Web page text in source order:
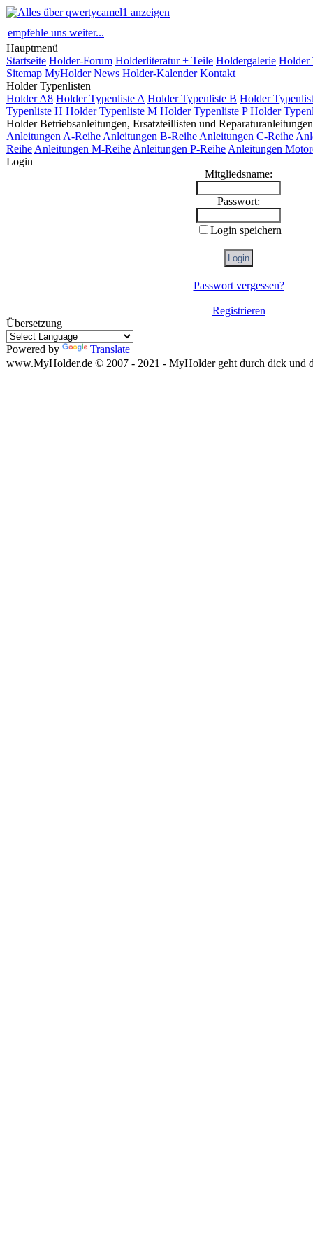
empfehle uns weiter...
Hauptmenü
Startseite Holder-Forum Holderliteratur + Teile Holdergalerie Holder
Sitemap MyHolder News Holder-Kalender Kontakt
Holder Typenlisten
Holder A8 Holder Typenliste A Holder Typenliste B Holder
Typenliste H Holder Typenliste M Holder Typenliste P Holder
Holder Betriebsanleitungen, Ersatzteillisten und Reparaturanleitungen
Anleitungen A-Reihe Anleitungen B-Reihe Anleitungen C-Reihe
Reihe Anleitungen M-Reihe Anleitungen P-Reihe Anleitungen
Login
Mitgliedsname:
Passwort:
Login speichern
Passwort vergessen?
Registrieren
Übersetzung
Powered by
Translate
www.MyHolder.de © 2007 - 2021 - MyHolder geht durch dick und